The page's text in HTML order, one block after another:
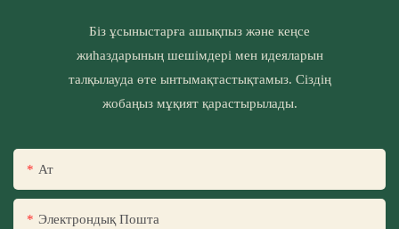
Біз ұсыныстарға ашықпыз және кеңсе
жиһаздарының шешімдері мен идеяларын
талқылауда өте ынтымақтастықтамыз. Сіздің
жобаңыз мұқият қарастырылады.
Ат
Электрондық Пошта